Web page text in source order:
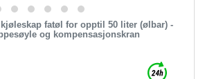
fatøl for opptil 50 liter (ølbar) -
og kompensasjonskran